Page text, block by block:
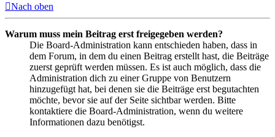
Nach oben
Warum muss mein Beitrag erst freigegeben werden?
Die Board-Administration kann entschieden haben, dass in
dem Forum, in dem du einen Beitrag erstellt hast, die Beiträge
zuerst geprüft werden müssen. Es ist auch möglich, dass die
Administration dich zu einer Gruppe von Benutzern
hinzugefügt hat, bei denen sie die Beiträge erst begutachten
möchte, bevor sie auf der Seite sichtbar werden. Bitte
kontaktiere die Board-Administration, wenn du weitere
Informationen dazu benötigst.